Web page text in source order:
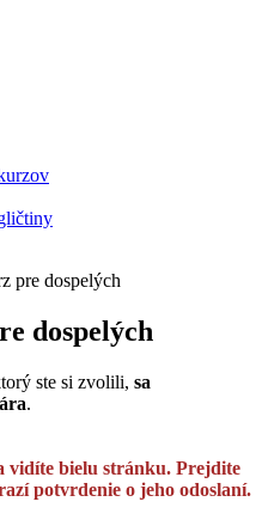
pre dospelých
dospelých
ste si zvolili, sa
.
vidíte bielu stránku. Prejdite
potvrdenie o jeho odoslaní.